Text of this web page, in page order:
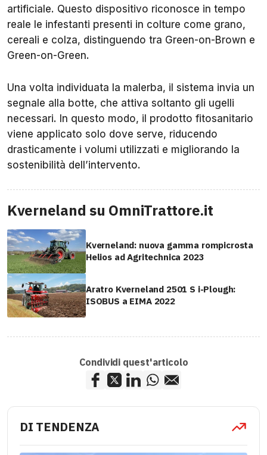
artificiale. Questo dispositivo riconosce in tempo
reale le infestanti presenti in colture come grano,
cereali e colza, distinguendo tra Green-on-Brown e
Green-on-Green.
Una volta individuata la malerba, il sistema invia un
segnale alla botte, che attiva soltanto gli ugelli
necessari. In questo modo, il prodotto fitosanitario
viene applicato solo dove serve, riducendo
drasticamente i volumi utilizzati e migliorando la
sostenibilità dell’intervento.
Kverneland su OmniTrattore.it
Kverneland: nuova gamma rompicrosta
Helios ad Agritechnica 2023
Aratro Kverneland 2501 S i-Plough:
ISOBUS a EIMA 2022
Condividi quest'articolo
DI TENDENZA